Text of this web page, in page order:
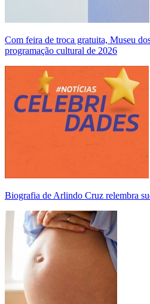
Com feira de troca gratuita, Museu
programação cultural de 2026
Biografia de Arlindo Cruz relembra